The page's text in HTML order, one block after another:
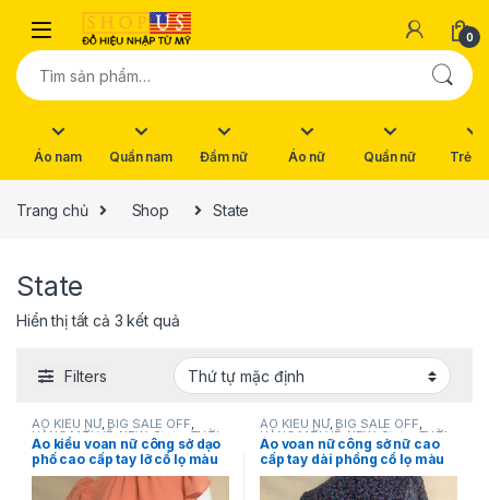
Skip to navigation
Skip to content
0
Tìm kiếm:
Áo nam Quần nam Đầm nữ Áo nữ Quần nữ Trẻ
Trang chủ Shop State
State
Hiển thị tất cả 3 kết quả
Filters
ÁO KIỂU NỮ, BIG SALE OFF,
HÀNG MỚI VỀ NEW,State ,THỜI
TRANG NỮ
Áo kiểu voan nữ công sở dạo
phố cao cấp tay lỡ cổ lọ màu
cam size XS hiệu State
ÁO KIỂU NỮ, BIG SALE OFF,
HÀNG MỚI VỀ NEW, State THỜI
TRANG NỮ
Áo voan nữ công sở nữ cao
cấp tay dài phồng cổ lọ màu
xanh đen họa tiết hoa size S
hiệu State